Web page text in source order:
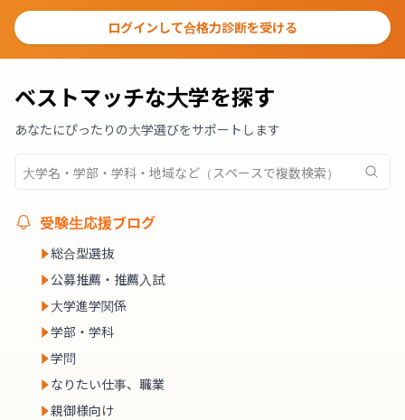
ログインして合格力診断を受ける
ベストマッチな大学を探す
あなたにぴったりの大学選びをサポートします
受験生応援ブログ
総合型選抜
公募推薦・推薦入試
大学進学関係
学部・学科
学問
なりたい仕事、職業
親御様向け